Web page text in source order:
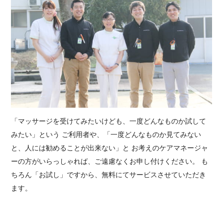
「マッサージを受けてみたいけども、一度どんなものか試して
みたい」という ご利用者や、「一度どんなものか見てみない
と、人には勧めることが出来ない」と お考えのケアマネージャ
ーの方がいらっしゃれば、ご遠慮なくお申し付けください。 も
ちろん「お試し」ですから、無料にてサービスさせていただき
ます。